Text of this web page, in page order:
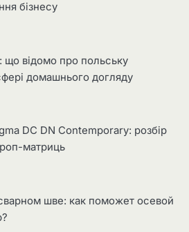
бізнесу
що відомо про польську
домашнього догляду
DC DN Contemporary: розбір
матриць
шве: как поможет осевой